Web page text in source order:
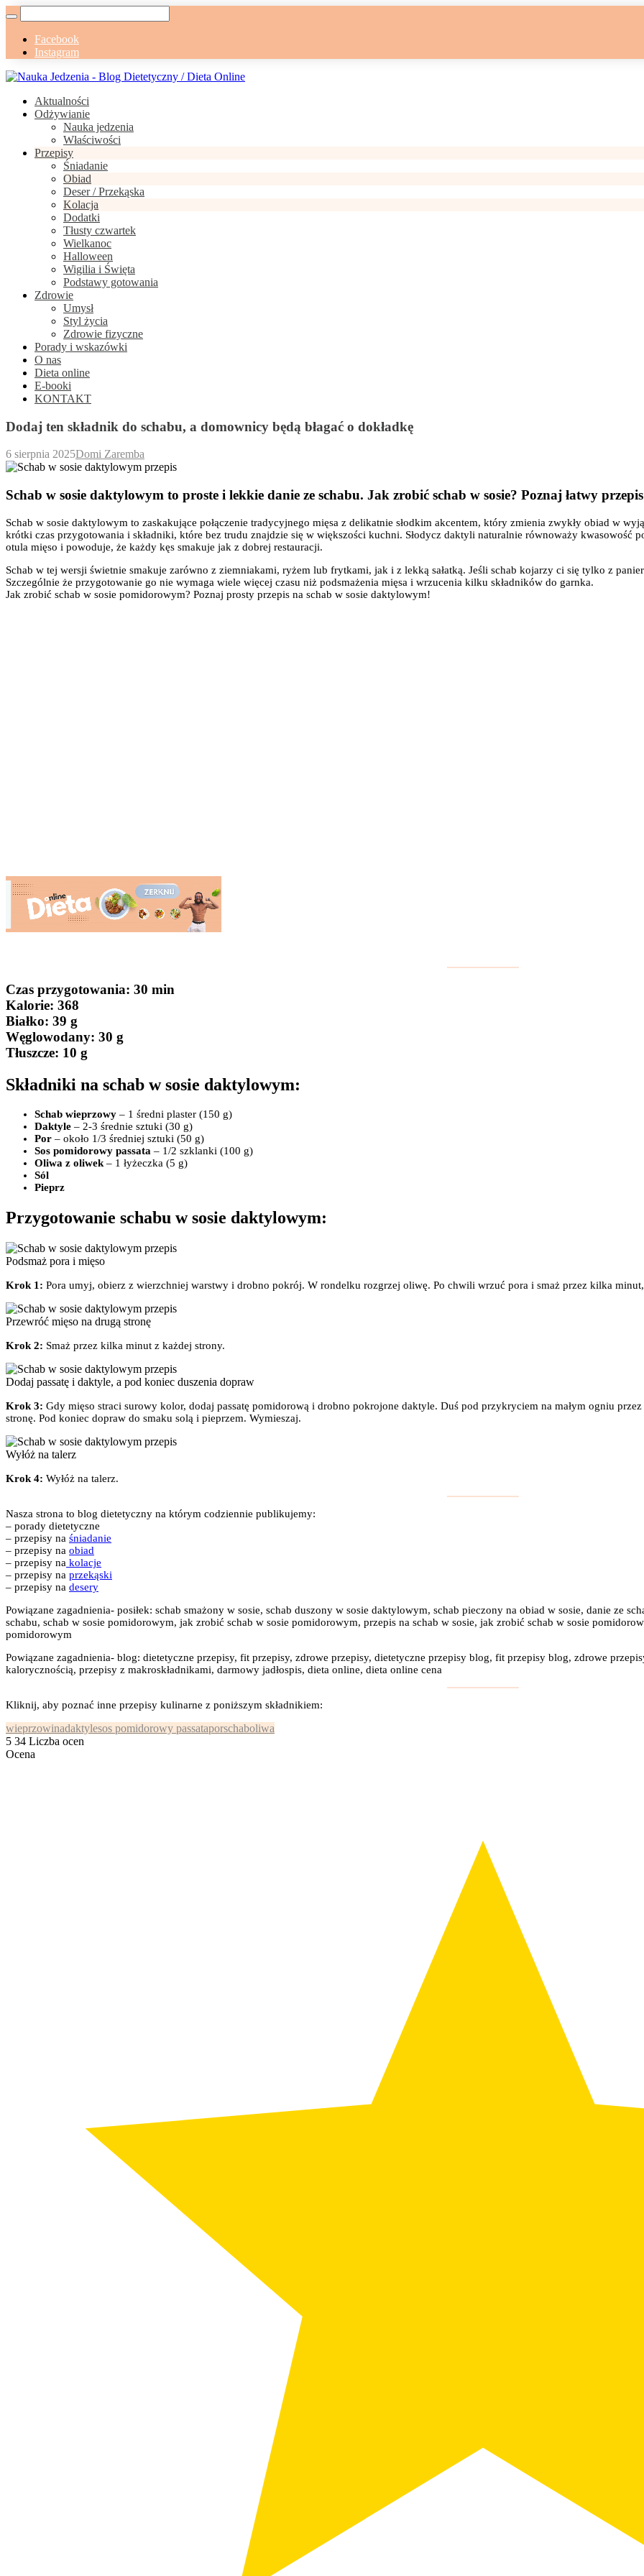
Facebook
Instagram
Aktualności
Odżywianie
Nauka jedzenia
Właściwości
Przepisy
Śniadanie
Obiad
Deser / Przekąska
Kolacja
Dodatki
Tłusty czwartek
Wielkanoc
Halloween
Wigilia i Święta
Podstawy gotowania
Zdrowie
Umysł
Styl życia
Zdrowie fizyczne
Porady i wskazówki
O nas
Dieta online
E-booki
KONTAKT
Dodaj ten składnik do schabu, a domownicy będą błagać o dokładkę
6 sierpnia 2025Domi Zaremba
Schab w sosie daktylowym to proste i lekkie danie ze schabu. Jak zrobić schab w sosie? Poznaj łatwy
Schab w sosie daktylowym to zaskakujące połączenie tradycyjnego mięsa z delikatnie słodkim akcentem, który zmienia zwykły obiad w
krótki czas przygotowania i składniki, które bez trudu znajdzie się w większości kuchni. Słodycz daktyli naturalnie równoważy kwasowość
otula mięso i powoduje, że każdy kęs smakuje jak z dobrej restauracji.
Schab w tej wersji świetnie smakuje zarówno z ziemniakami, ryżem lub frytkami, jak i z lekką sałatką. Jeśli schab kojarzy ci się tylko z
Szczególnie że przygotowanie go nie wymaga wiele więcej czasu niż podsmażenia mięsa i wrzucenia kilku składników do garnka.
Jak zrobić schab w sosie pomidorowym? Poznaj prosty przepis na schab w sosie daktylowym!
Czas przygotowania: 30 min
Kalorie: 368
Białko: 39 g
Węglowodany: 30 g
Tłuszcze: 10 g
Składniki na schab w sosie daktylowym:
Schab wieprzowy – 1 średni plaster (150 g)
Daktyle – 2-3 średnie sztuki (30 g)
Por – około 1/3 średniej sztuki (50 g)
Sos pomidorowy passata – 1/2 szklanki (100 g)
Oliwa z oliwek– 1 łyżeczka (5 g)
Sól
Pieprz
Przygotowanie schabu w sosie daktylowym:
Podsmaż pora i mięso
Krok 1: Pora umyj, obierz z wierzchniej warstwy i drobno pokrój. W rondelku rozgrzej oliwę. Po chwili wrzuć pora i smaż przez kilka
Przewróć mięso na drugą stronę
Krok 2: Smaż przez kilka minut z każdej strony.
Dodaj passatę i daktyle, a pod koniec duszenia dopraw
Krok 3: Gdy mięso straci surowy kolor, dodaj passatę pomidorową i drobno pokrojone daktyle. Duś pod przykryciem na małym ogniu
stronę. Pod koniec dopraw do smaku solą i pieprzem. Wymieszaj.
Wyłóż na talerz
Krok 4: Wyłóż na talerz.
Nasza strona to blog dietetyczny na którym codziennie publikujemy:
– porady dietetyczne
– przepisy na śniadanie
– przepisy na obiad
– przepisy na kolacje
– przepisy na przekąski
– przepisy na desery
Powiązane zagadnienia- posiłek: schab smażony w sosie, schab duszony w sosie daktylowym, schab pieczony na obiad w sosie, danie ze
schabu, schab w sosie pomidorowym, jak zrobić schab w sosie pomidorowym, przepis na schab w sosie, jak zrobić schab w sosie
pomidorowym
Powiązane zagadnienia- blog: dietetyczne przepisy, fit przepisy, zdrowe przepisy, dietetyczne przepisy blog, fit przepisy blog, zdrowe
kalorycznością, przepisy z makroskładnikami, darmowy jadłospis, dieta online, dieta online cena
Kliknij, aby poznać inne przepisy kulinarne z poniższym składnikiem:
wieprzowinadaktylesos pomidorowy passataporschaboliwa
5 34 Liczba ocen
Ocena